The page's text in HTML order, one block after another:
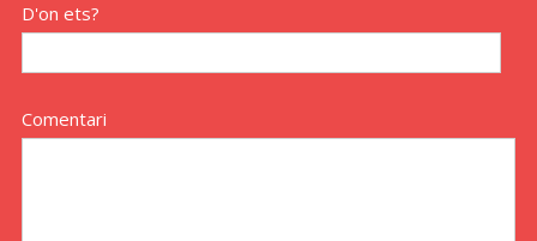
D'on ets?
Comentari